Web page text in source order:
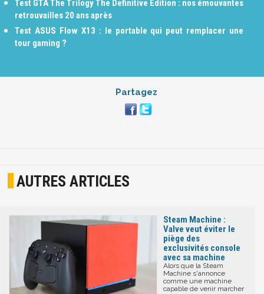
Test GTA The Trilogy The Definitive Edition : nos émouvantes
retrouvailles 20 ans après
Test ASUS Flow X13 : le portable qui peut remplacer une
tour gaming ?
Partagez
AUTRES ARTICLES
Steam Machine :
Valve veut éviter le
piège des
exclusivités console
avec sa machine
Alors que la Steam
Machine s'annonce
comme une machine
capable de venir marcher